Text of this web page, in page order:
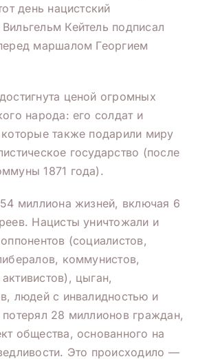
день нацистский
Кейтель подписал
маршалом Георгием
ценой огромных
народа: его солдат и
также подарили миру
государство (после
1871 года).
миллиона жизней, включая 6
Нацисты уничтожали и
(социалистов,
коммунистов,
цыган,
людей с инвалидностью и
28 миллионов граждан,
общества, основанного на
Это происходило —